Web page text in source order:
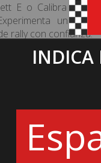
INDICA
E o Calibra con
un
rally con confianza.